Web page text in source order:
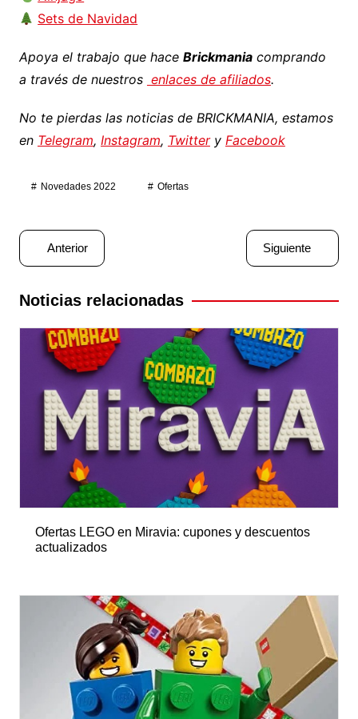
Sets de Navidad
Apoya el trabajo que hace Brickmaniacomprando
a través de nuestros enlaces de afiliados.
No te pierdas las noticias de BRICKMANIA, estamos
en Telegram, Instagram, Twittery Facebook
Novedades 2022 Ofertas
Navegación
de
entradas
Anterior Siguiente
Noticias relacionadas
Ofertas LEGO en Miravia: cupones y descuentos
actualizados